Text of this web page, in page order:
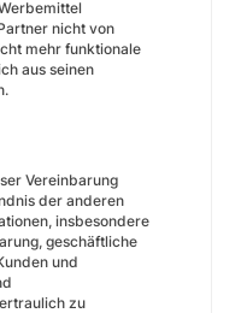
nicht von
mehr funktionale
aus seinen
Vereinbarung
der anderen
insbesondere
geschäftliche
und
zu